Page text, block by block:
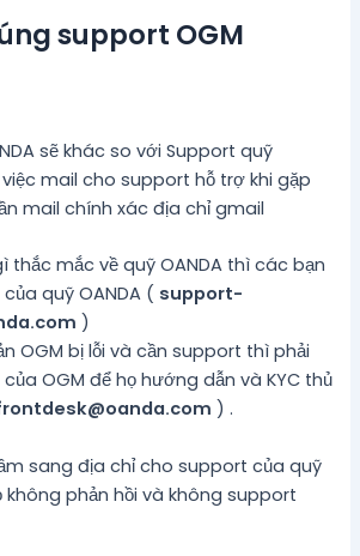
support OGM
sẽ khác so với Support quỹ
việc mail cho support hỗ trợ khi gặp
mail chính xác địa chỉ gmail
thắc mắc về quỹ OANDA thì các bạn
quỹ OANDA ( support-
)
OGM bị lỗi và cần support thì phải
OGM để họ hướng dẫn và KYC thủ
) .
sang địa chỉ cho support của quỹ
không phản hồi và không support